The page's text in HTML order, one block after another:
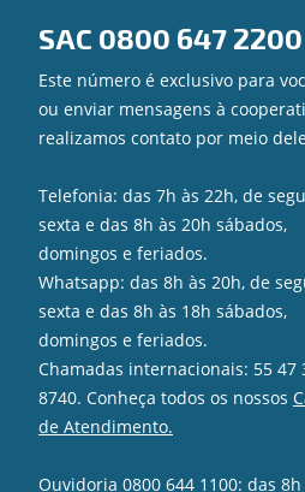
SAC 0800 647 2200
Este número é exclusivo para
ou enviar mensagens à
realizamos contato por meio
Telefonia: das 7h às 22h, de
sexta e das 8h às 20h sábados,
domingos e feriados.
Whatsapp: das 8h às 20h, de
sexta e das 8h às 18h sábados,
domingos e feriados.
Chamadas internacionais: 55 47
8740. Conheça todos os nossos
de Atendimento.
Ouvidoria 0800 644 1100: das 8h